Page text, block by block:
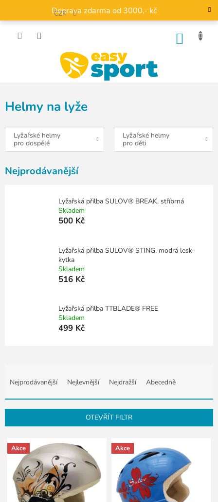
obsah
Doprava zdarma od 3000,- kč
CZK
Helmy na lyže
Lyžařské helmy
pro dospělé
Lyžařské helmy
pro děti
Nejprodávanější
Lyžařská přilba SULOV® BREAK, stříbrná
Skladem
500 Kč
Lyžařská přilba SULOV® STING, modrá lesk-
kytka
Skladem
516 Kč
Lyžařská přilba TTBLADE® FREE
Skladem
499 Kč
e
n
í
r
o
Nejprodávanější Nejlevnější Nejdražší Abecedně
OTEVŘÍT FILTR
V
ýAkce Akce